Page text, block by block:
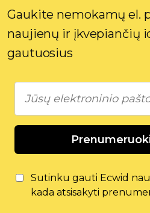
Gaukite nemokamų el.
naujienų ir įkvepiančių
gautuosius
Sutinku gauti Ecwid
kada atsisakyti